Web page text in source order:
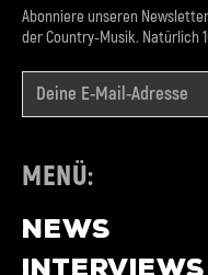
Abonniere unseren
der Country-Musik. Natürlich
MENÜ:
NEWS
INTERVIEWS